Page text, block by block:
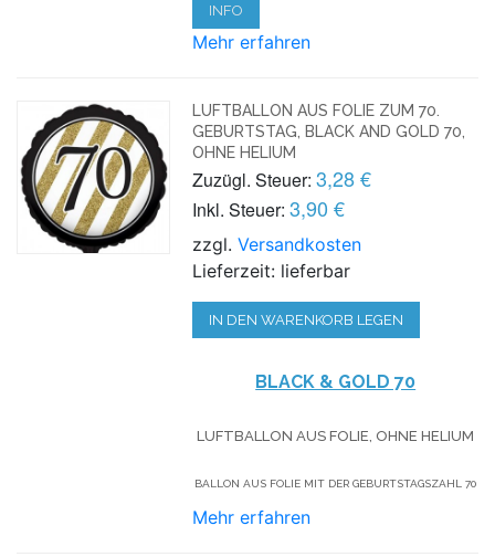
INFO
Mehr erfahren
LUFTBALLON AUS FOLIE ZUM 70.
GEBURTSTAG, BLACK AND GOLD 70,
OHNE HELIUM
Zuzügl. Steuer: 3,28 €
Inkl. Steuer: 3,90 €
zzgl.Versandkosten
Lieferzeit: lieferbar
IN DEN WARENKORB LEGEN
BLACK & GOLD 70
LUFTBALLON AUS FOLIE, OHNE HELIUM
BALLON AUS FOLIE MIT DER GEBURTSTAGSZAHL 70
Mehr erfahren